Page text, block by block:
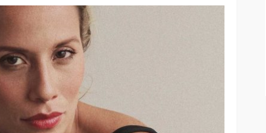
vial con
en
CANCÚN
El tráfico aéreo en México se
reconfigura en la primera
Redacción